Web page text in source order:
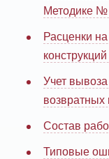
Методике №
Расценки
Учет
возвратных
Состав
Типовые